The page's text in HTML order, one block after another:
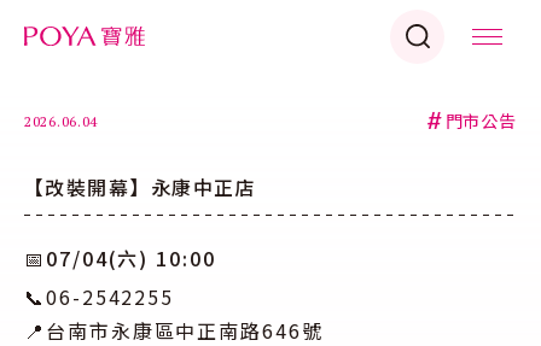
2026.06.04 # 門市公告
【改裝開幕】永康中正店
📅07/04(六) 10:00
📞06-2542255
📍台南市永康區中正南路646號